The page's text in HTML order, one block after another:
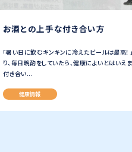
お酒との上手な付き合い方
「暑い日に飲むキンキンに冷えたビールは最高！
り、毎日晩酌をしていたら、健康によいとはいえ
付き合い...
健康情報